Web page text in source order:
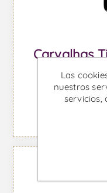
Carvalhas
Las
nuestros
servicios,